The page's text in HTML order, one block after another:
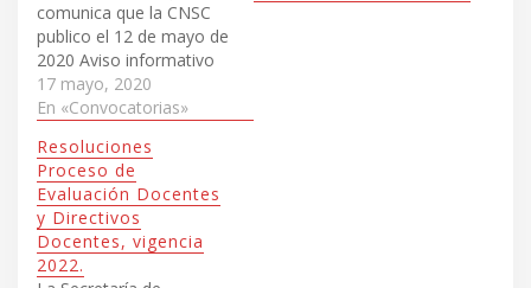
comunica que la CNSC
publico el 12 de mayo de
2020 Aviso informativo
17 mayo, 2020
En «Convocatorias»
Resoluciones
Proceso de
Evaluación Docentes
y Directivos
Docentes, vigencia
2022.